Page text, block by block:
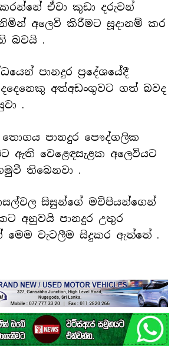
ඒවා කුඩා දරුවන්
අලෙවි කිරීමට සූදානම් කර
බවයි .
පානදුර ප්‍රදේශයේදී
අත්අඩංගුවට ගත් බවද
.
තොගය පානදුර පෞද්ගලික
ඇති වෙළෙඳසැළක අලෙවියට
තිබෙනවා .
සිසුන්ගේ මව්පියන්ගෙන්
අනුවයි පානදුර උතුර
මෙම වැටලීම සිදුකර ඇත්තේ .